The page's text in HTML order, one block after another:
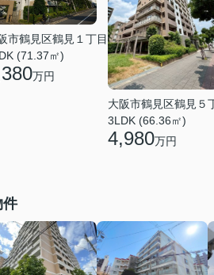
市鶴見区鶴見１丁目
(71.37㎡)
万円
大阪市鶴見区鶴見５
3LDK (66.36㎡)
4,980万円
件